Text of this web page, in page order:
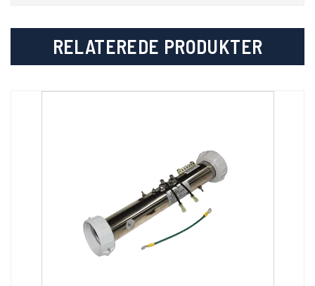
RELATEREDE PRODUKTER